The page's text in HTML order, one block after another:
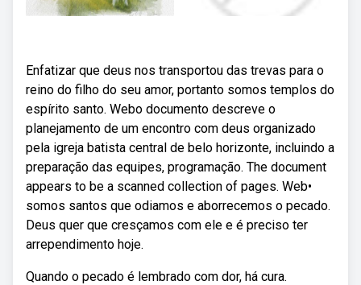
Enfatizar que deus nos transportou das trevas para o
reino do filho do seu amor, portanto somos templos do
espírito santo. Webo documento descreve o
planejamento de um encontro com deus organizado
pela igreja batista central de belo horizonte, incluindo a
preparação das equipes, programação. The document
appears to be a scanned collection of pages. Web•
somos santos que odiamos e aborrecemos o pecado.
Deus quer que cresçamos com ele e é preciso ter
arrependimento hoje.
Quando o pecado é lembrado com dor, há cura.